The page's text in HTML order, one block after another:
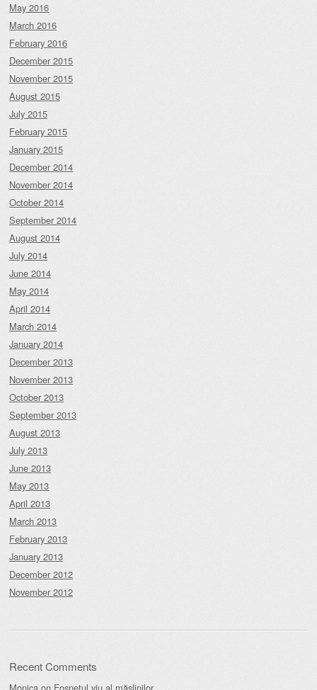
May 2016
March 2016
February 2016
December 2015
November 2015
August 2015
July 2015
February 2015
January 2015
December 2014
November 2014
October 2014
September 2014
August 2014
July 2014
June 2014
May 2014
April 2014
March 2014
January 2014
December 2013
November 2013
October 2013
September 2013
August 2013
July 2013
June 2013
May 2013
April 2013
March 2013
February 2013
January 2013
December 2012
November 2012
Recent Comments